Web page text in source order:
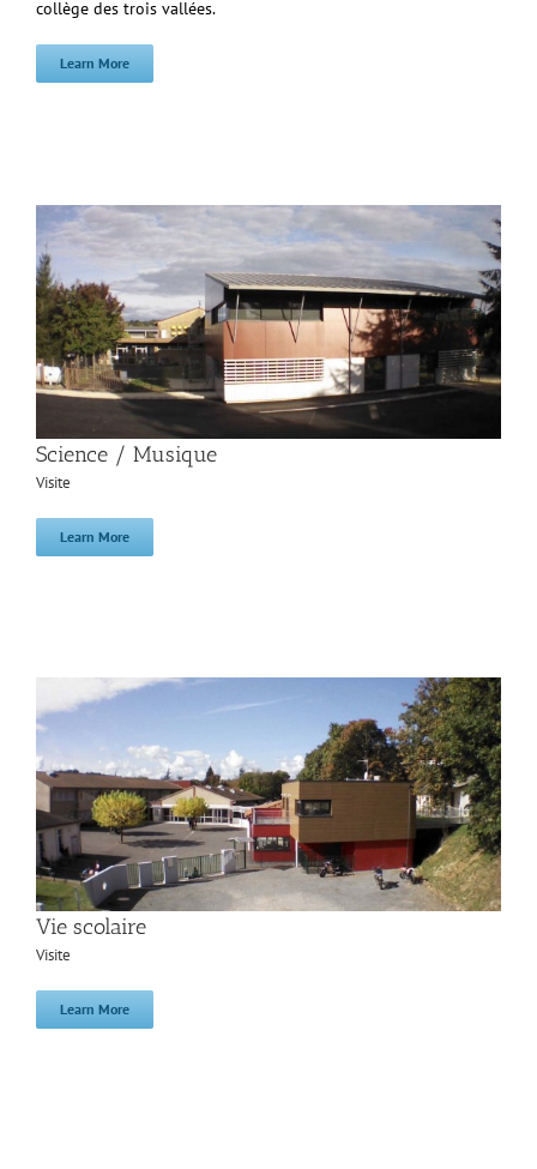
collège des trois vallées.
Learn More
Science / Musique
Visite
Learn More
Vie scolaire
Visite
Learn More